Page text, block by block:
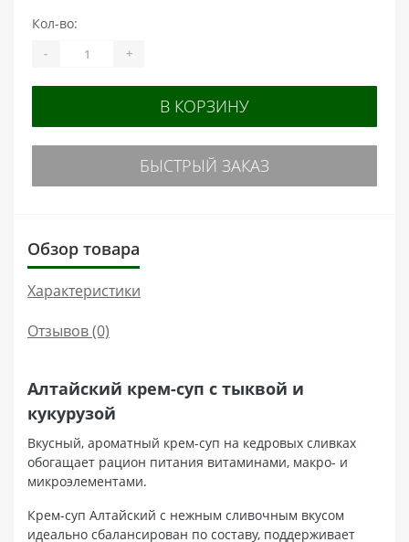
Кол-во:
- +
В КОРЗИНУ
БЫСТРЫЙ ЗАКАЗ
Обзор товара
Характеристики
Отзывов (0)
Алтайский крем-суп с тыквой и
кукурузой
Вкусный, ароматный крем-суп на кедровых сливках
обогащает рацион питания витаминами, макро- и
микроэлементами.
Крем-суп Алтайский с нежным сливочным вкусом
идеально сбалансирован по составу, поддерживает